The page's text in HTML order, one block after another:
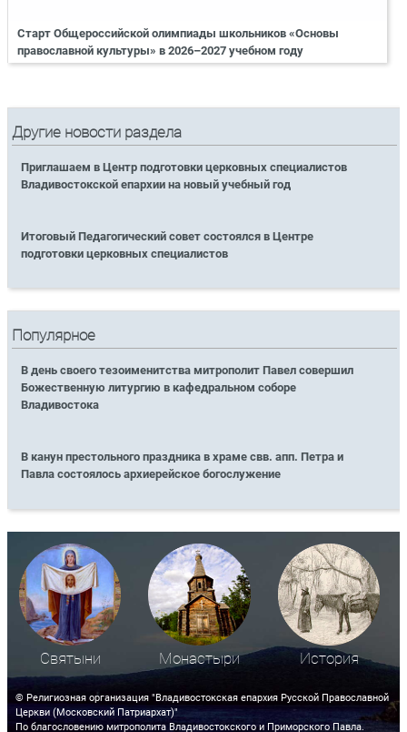
Старт Общероссийской олимпиады школьников «Основы
православной культуры» в 2026–2027 учебном году
Другие новости раздела
Приглашаем в Центр подготовки церковных специалистов
Владивостокской епархии на новый учебный год
Итоговый Педагогический совет состоялся в Центре
подготовки церковных специалистов
Популярное
В день своего тезоименитства митрополит Павел совершил
Божественную литургию в кафедральном соборе
Владивостока
В канун престольного праздника в храме свв. апп. Петра и
Павла состоялось архиерейское богослужение
Святыни Монастыри История
© Религиозная организация "Владивостокская епархия Русской Православной
Церкви (Московский Патриархат)"
По благословению митрополита Владивостокского и Приморского Павла.